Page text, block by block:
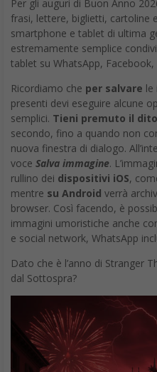
Per gli auguri di Buon Anno
frasi, lettere, biglietti, cartoline
smartphone e tablet di ultima
estremamente semplice
tablet su WhatsApp,
Ricordiamo che per salvare le
presenti devi eseguire alcune
semplici. Tieni premuto il
secondo, fino a quando non
nuova finestra di dialogo.
voce Salva immagine.
rullino dei dispositivi iOS,
mentre su Android verrà
browser. Così facendo, è
immagini umoristiche anche
e social network, WhatsApp
Dato che è l’anno di Stranger
dal Sottospra?